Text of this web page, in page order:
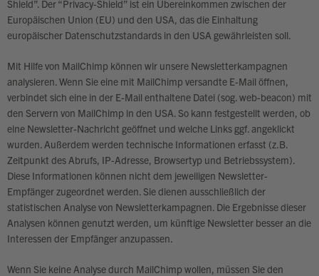
Shield”. Der “Privacy-Shield” ist ein Übereinkommen zwischen der
Europäischen Union (EU) und den USA, das die Einhaltung
europäischer Datenschutzstandards in den USA gewährleisten soll.
Mit Hilfe von MailChimp können wir unsere Newsletterkampagnen
analysieren. Wenn Sie eine mit MailChimp versandte E-Mail öffnen,
verbindet sich eine in der E-Mail enthaltene Datei (sog. web-beacon) mit
den Servern von MailChimp in den USA. So kann festgestellt werden, ob
eine Newsletter-Nachricht geöffnet und welche Links ggf. angeklickt
wurden. Außerdem werden technische Informationen erfasst (z.B.
Zeitpunkt des Abrufs, IP-Adresse, Browsertyp und Betriebssystem).
Diese Informationen können nicht dem jeweiligen Newsletter-
Empfänger zugeordnet werden. Sie dienen ausschließlich der
statistischen Analyse von Newsletterkampagnen. Die Ergebnisse dieser
Analysen können genutzt werden, um künftige Newsletter besser an die
Interessen der Empfänger anzupassen.
Wenn Sie keine Analyse durch MailChimp wollen, müssen Sie den